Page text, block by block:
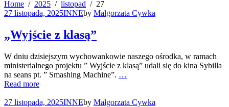
Home 2025 listopad
27
27 listopada, 2025INNEby Małgorzata Cywka
„Wyjście z klasą”
W dniu dzisiejszym wychowankowie naszego ośrodka, w ramach
ministerialnego projektu ” Wyjście z klasą” udali się do kina Sybilla
na seans pt. ” Smashing Machine”. …
Read more
27 listopada, 2025INNEby Małgorzata Cywka